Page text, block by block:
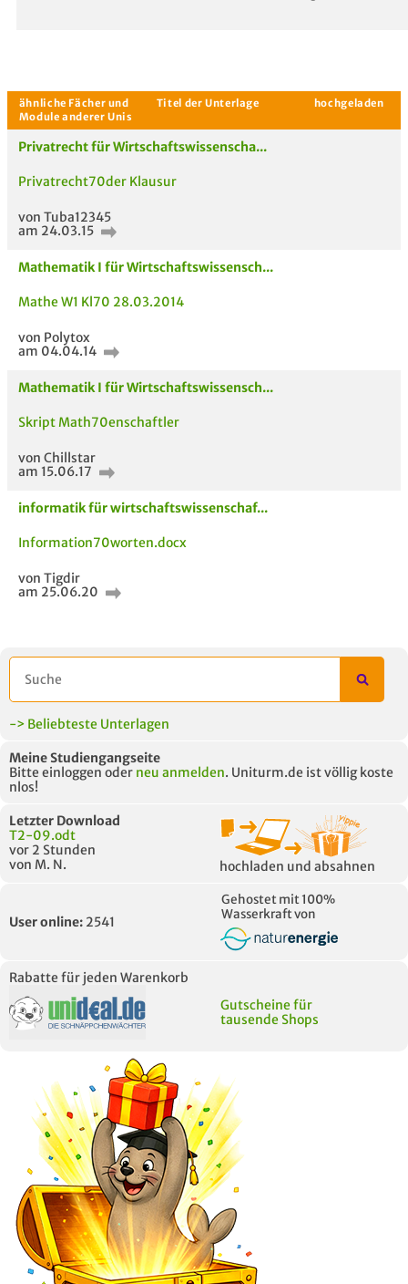
Module anderer Unis
Privatrecht für Wirtschaftswissenscha...
Privatrecht70der Klausur
von Tuba12345
am 24.03.15
Mathematik I für Wirtschaftswissensch...
Mathe W1 Kl70 28.03.2014
von Polytox
am 04.04.14
Mathematik I für Wirtschaftswissensch...
Skript Math70enschaftler
von Chillstar
am 15.06.17
informatik für wirtschaftswissenschaf...
Information70worten.docx
von Tigdir
am 25.06.20
-> Beliebteste Unterlagen
Meine Studiengangseite
Bitte einloggen oder neu anmelden. Uniturm.de ist völlig koste
nlos!
Letzter Download
T2-09.odt
vor 2 Stunden
von M. N.
hochladen und absahnen
User online: 2541
Gehostet mit 100%
Wasserkraft von
Rabatte für jeden Warenkorb
Gutscheine für
tausende Shops